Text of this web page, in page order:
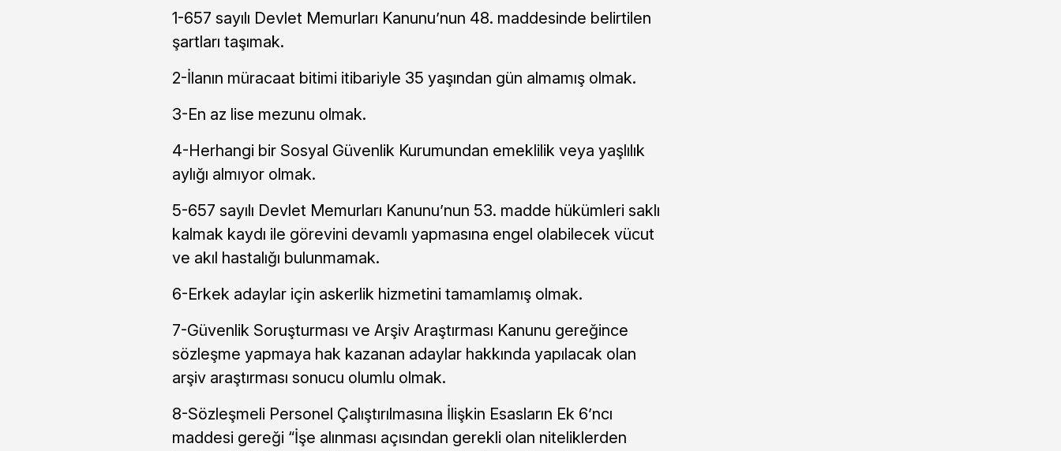
1-657 sayılı Devlet Memurları Kanunu’nun 48. maddesinde belirtilen
şartları taşımak.
2-İlanın müracaat bitimi itibariyle 35 yaşından gün almamış olmak.
3-En az lise mezunu olmak.
4-Herhangi bir Sosyal Güvenlik Kurumundan emeklilik veya yaşlılık
aylığı almıyor olmak.
5-657 sayılı Devlet Memurları Kanunu’nun 53. madde hükümleri saklı
kalmak kaydı ile görevini devamlı yapmasına engel olabilecek vücut
ve akıl hastalığı bulunmamak.
6-Erkek adaylar için askerlik hizmetini tamamlamış olmak.
7-Güvenlik Soruşturması ve Arşiv Araştırması Kanunu gereğince
sözleşme yapmaya hak kazanan adaylar hakkında yapılacak olan
arşiv araştırması sonucu olumlu olmak.
8-Sözleşmeli Personel Çalıştırılmasına İlişkin Esasların Ek 6’ncı
maddesi gereği “İşe alınması açısından gerekli olan niteliklerden